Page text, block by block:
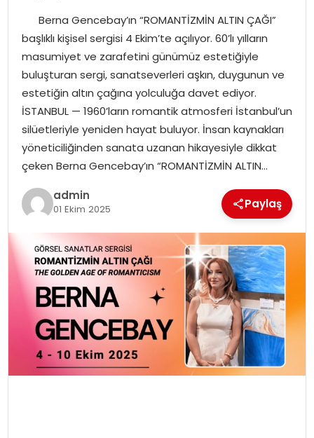
SPOR
EKONOMI
MAGAZIN
TEKNOLOJI
Berna Gencebay’ın “ROMANTİZMİN ALTIN ÇAĞI”
başlıklı kişisel sergisi 4 Ekim’te açılıyor. 60’lı yılların
masumiyet ve zarafetini günümüz estetiğiyle
buluşturan sergi, sanatseverleri aşkın, duygunun ve
estetiğin altın çağına yolculuğa davet ediyor.
İSTANBUL — 1960’ların romantik atmosferi İstanbul’un
silüetleriyle yeniden hayat buluyor. İnsan kaynakları
yöneticiliğinden sanata uzanan hikayesiyle dikkat
çeken Berna Gencebay’ın “ROMANTİZMİN ALTIN…
admin
01 Ekim 2025 Paylaş